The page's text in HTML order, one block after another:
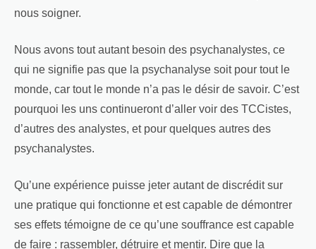
nous soigner.
Nous avons tout autant besoin des psychanalystes, ce
qui ne signifie pas que la psychanalyse soit pour tout le
monde, car tout le monde n’a pas le désir de savoir. C’est
pourquoi les uns continueront d’aller voir des TCCistes,
d’autres des analystes, et pour quelques autres des
psychanalystes.
Qu’une expérience puisse jeter autant de discrédit sur
une pratique qui fonctionne et est capable de démontrer
ses effets témoigne de ce qu’une souffrance est capable
de faire : rassembler, détruire et mentir. Dire que la